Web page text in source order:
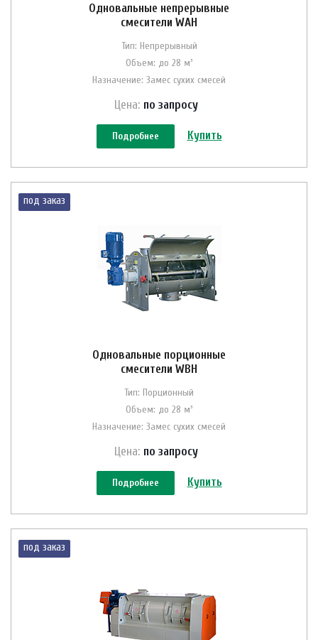
Одновальные непрерывные
смесители WAH
Тип: Непрерывный
Объем: до 28 м³
Назначение: Замес сухих смесей
Цена: по запросу
Подробнее Купить
под заказ
Одновальные порционные
смесители WBH
Тип: Порционный
Объем: до 28 м³
Назначение: Замес сухих смесей
Цена: по запросу
Подробнее Купить
под заказ